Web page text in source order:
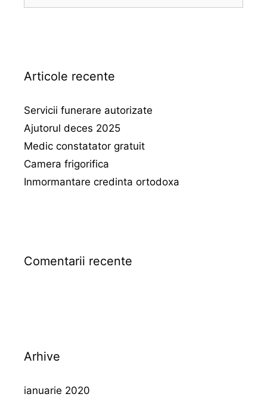
Articole recente
Servicii funerare autorizate
Ajutorul deces 2025
Medic constatator gratuit
Camera frigorifica
Inmormantare credinta ortodoxa
Comentarii recente
Arhive
ianuarie 2020